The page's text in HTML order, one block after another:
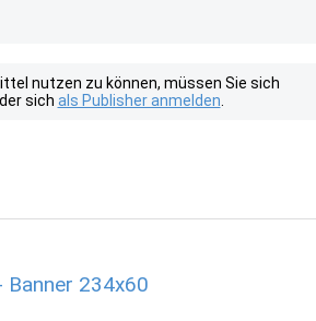
nutzen zu können, müssen Sie sich
sich als Publisher anmelden
234x60